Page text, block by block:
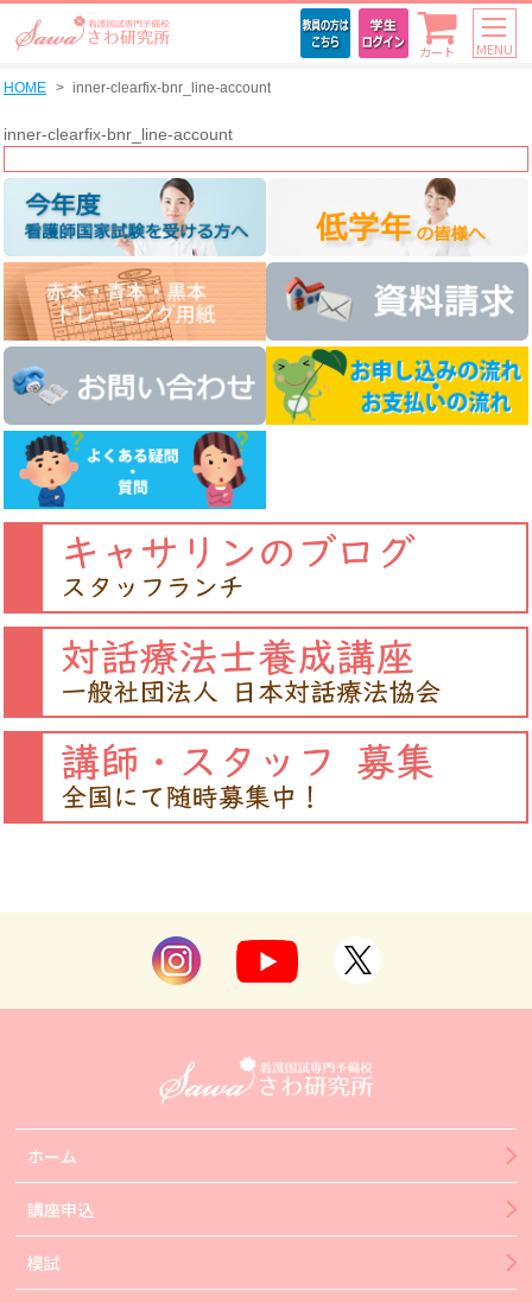
カート MENU
HOME inner-clearfix-bnr_line-account
inner-clearfix-bnr_line-account
ホーム
講座申込
模試